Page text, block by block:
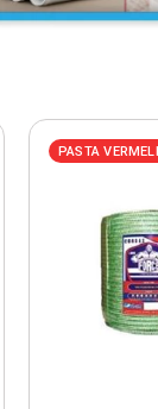
PASTA